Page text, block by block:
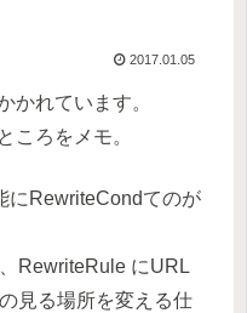
2017.01.05
かれています。
ころをメモ。
にRewriteCondてのが
RewriteRule にURL
見る場所を変える仕